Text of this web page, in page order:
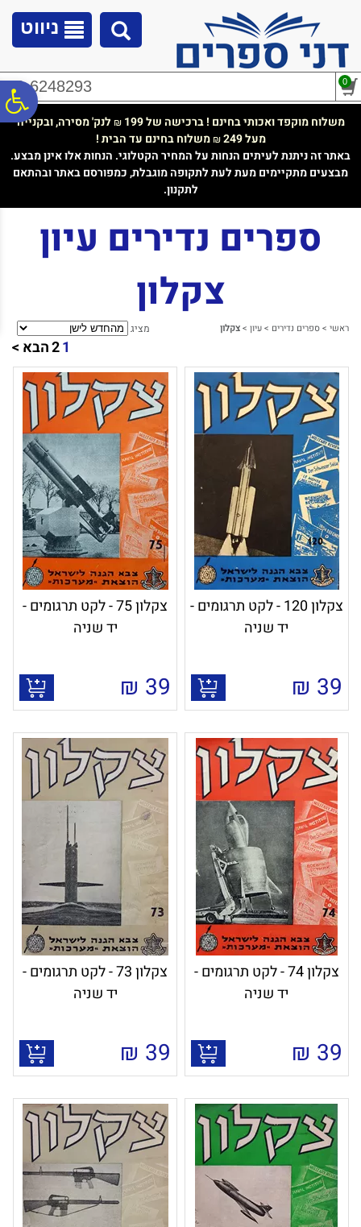
נגישות
ניווט
02-6248293 0
משלוח מוקפד ואכותי בחינם ! ברכישה של 199 ₪ לנק' מסירה, ובקנייה
מעל 249
₪משלוח בחינם עד הבית !
באתר זה ניתנת לעיתים הנחות על המחיר הקטלוגי. הנחות אלו אינן מבצע.
מבצעים מתקיימים מעת לעת לתקופה מוגבלת, כמפורסם באתר ובהתאם
לתקנון.
ספרים נדירים עיון
צקלון
ראשי >ספרים נדירים >עיון >צקלון מציג
1
2הבא >
צקלון 120 - לקט תרגומים -
יד שניה
39
₪
צקלון 75 - לקט תרגומים -
יד שניה
39
₪
צקלון 74 - לקט תרגומים -
יד שניה
39
₪
צקלון 73 - לקט תרגומים -
יד שניה
39
₪